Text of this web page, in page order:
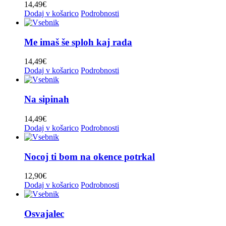
Harmonikarice Club Zupan
Igor in zlati zvoki(0)
Ivan Rupar
Jože Burnik
(0)
Klemen Slakonja in Modrijani
Kvintet Berger
Lipovšek(2)
Ljudske
Marsch(0)
Mladi Dolenjci
Modrijani(3)
Narcis(0)
Nemir (1)
Novi spomini
Ognjeni muzikanti(0)
Peter Fink
Pogum
Poljanšek
CENA
Price filter
14,49€
Dodaj v košarico Podrobnosti
Me imaš še sploh kaj rada
14,49€
Dodaj v košarico Podrobnosti
Na sipinah
14,49€
Dodaj v košarico Podrobnosti
Nocoj ti bom na okence potrkal
12,90€
Dodaj v košarico Podrobnosti
Osvajalec